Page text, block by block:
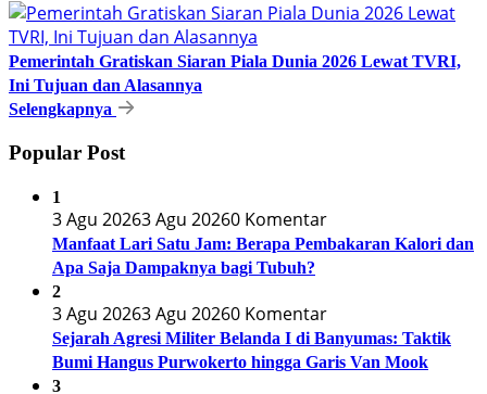
Pemerintah Gratiskan Siaran Piala Dunia 2026 Lewat TVRI,
Ini Tujuan dan Alasannya
Selengkapnya
Popular Post
1
3 Agu 20263 Agu 20260 Komentar
Manfaat Lari Satu Jam: Berapa Pembakaran Kalori dan
Apa Saja Dampaknya bagi Tubuh?
2
3 Agu 20263 Agu 20260 Komentar
Sejarah Agresi Militer Belanda I di Banyumas: Taktik
Bumi Hangus Purwokerto hingga Garis Van Mook
3